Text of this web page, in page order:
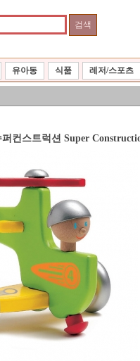
유아동 식품 레저/스포츠
컨스트럭션 Super